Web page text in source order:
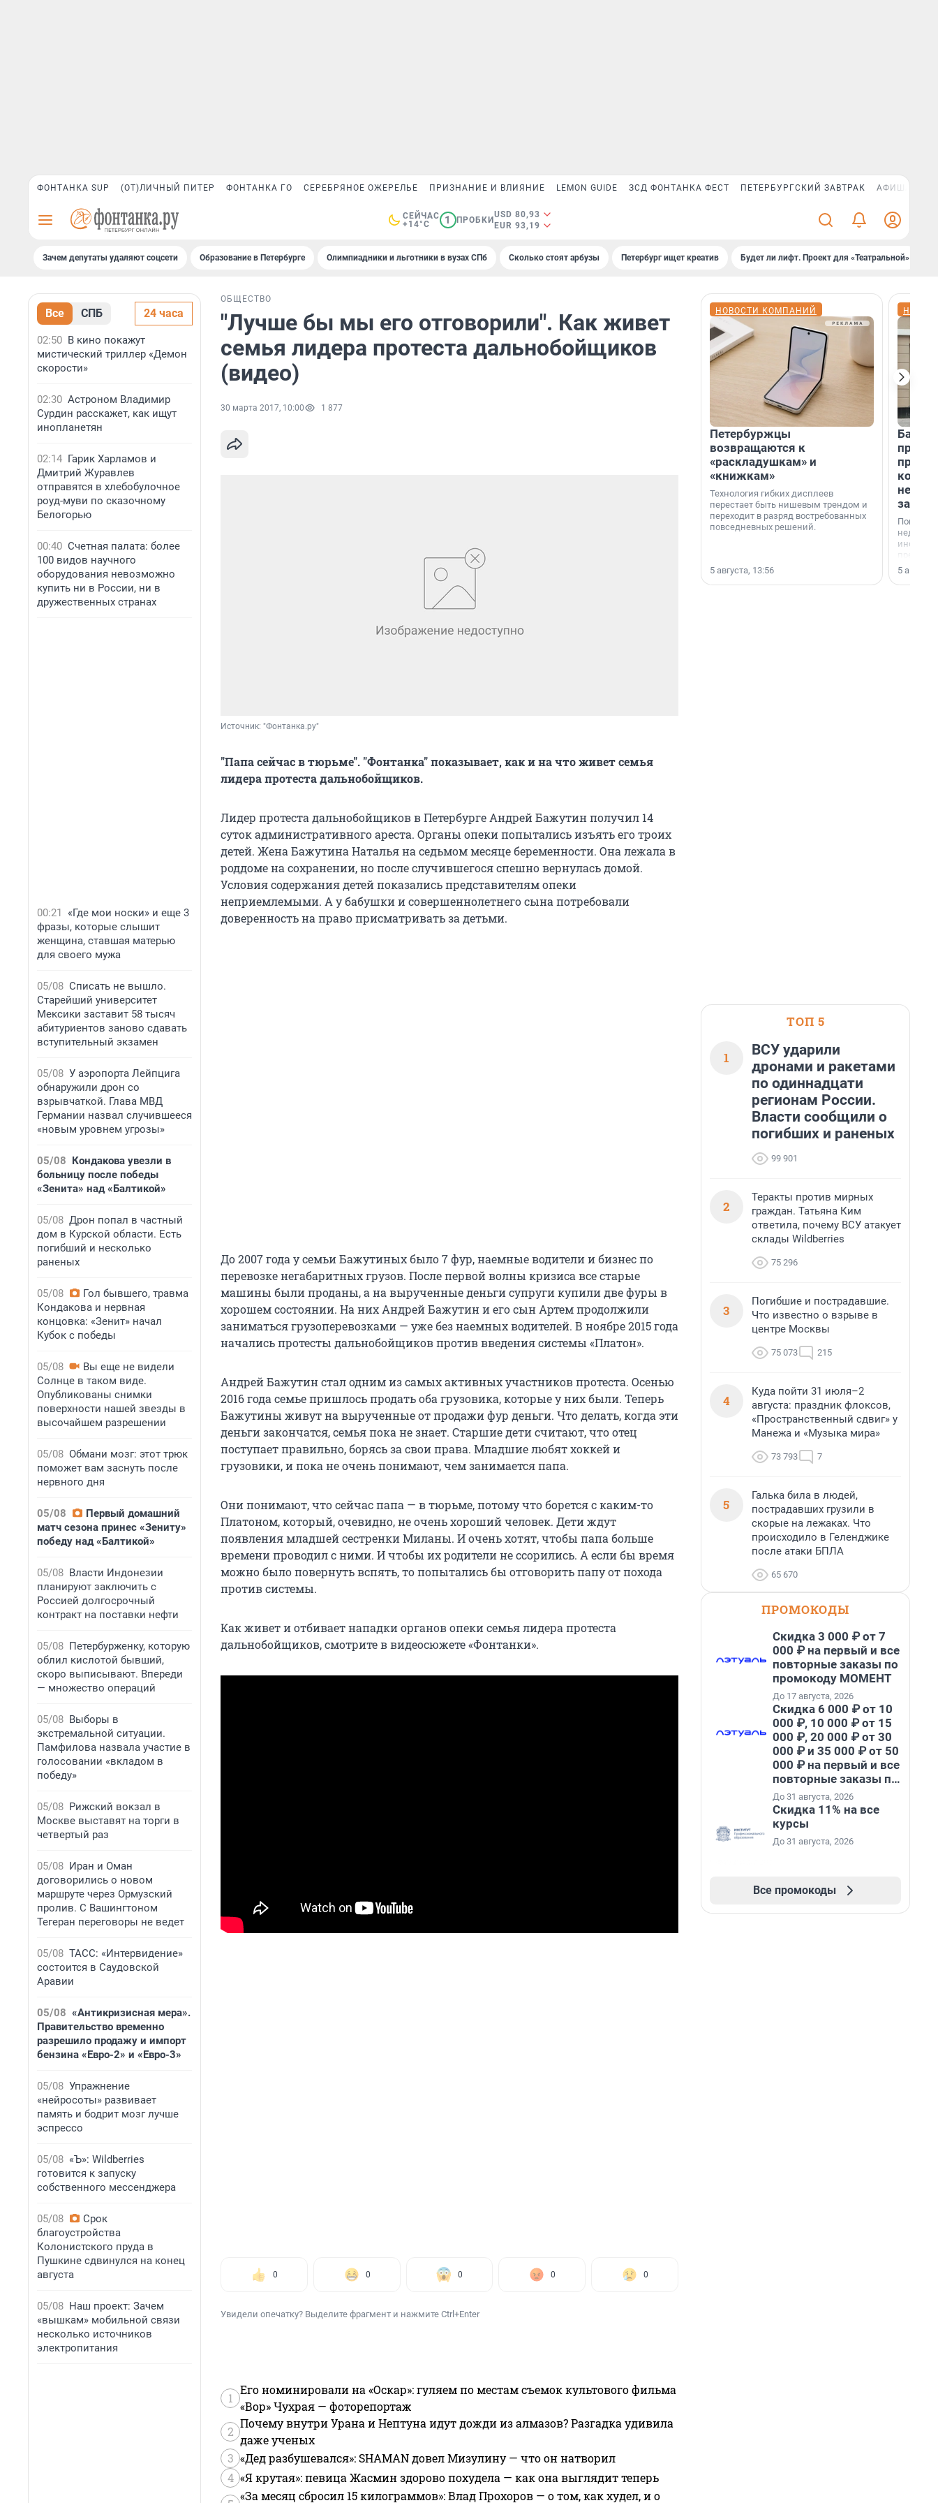
ФОНТАНКА SUP (ОТ)ЛИЧНЫЙ ПИТЕР ФОНТАНКА ГО СЕРЕБРЯНОЕ ОЖЕРЕЛЬЕ ПРИЗНАНИЕ И ВЛИЯНИЕ LEMON GUIDE ЗСД ФОНТАНКА ФЕСТ ПЕТЕРБУРГСКИЙ ЗАВТРАК АФИША PLUS
СЕЙЧАС
+14°C
1 ПРОБКИ
USD 80,93
EUR 93,19
Зачем депутаты удаляют соцсети Образование в Петербурге Олимпиадники и льготники в вузах СПб Сколько стоят арбузы Петербург ищет креатив Будет ли лифт. Проект для «Театральной»
Все СПБ 24 часа
02:50 В кино покажут
мистический триллер «Демон
скорости»
02:30 Астроном Владимир
Сурдин расскажет, как ищут
инопланетян
02:14 Гарик Харламов и
Дмитрий Журавлев
отправятся в хлебобулочное
роуд-муви по сказочному
Белогорью
00:40 Счетная палата: более
100 видов научного
оборудования невозможно
купить ни в России, ни в
дружественных странах
00:21
«Где мои носки» и еще 3
фразы, которые слышит
женщина, ставшая матерью
для своего мужа
05/08 Списать не вышло.
Старейший университет
Мексики заставит 58 тысяч
абитуриентов заново сдавать
вступительный экзамен
05/08 У аэропорта Лейпцига
обнаружили дрон со
взрывчаткой. Глава МВД
Германии назвал случившееся
«новым уровнем угрозы»
05/08 Кондакова увезли в
больницу после победы
«Зенита» над «Балтикой»
05/08 Дрон попал в частный
дом в Курской области. Есть
погибший и несколько
раненых
05/08
Гол бывшего, травма
Кондакова и нервная
концовка: «Зенит» начал
Кубок с победы
05/08
Вы еще не видели
Солнце в таком виде.
Опубликованы снимки
поверхности нашей звезды в
высочайшем разрешении
05/08 Обмани мозг: этот трюк
поможет вам заснуть после
нервного дня
05/08
Первый домашний
матч сезона принес «Зениту»
победу над «Балтикой»
05/08 Власти Индонезии
планируют заключить с
Россией долгосрочный
контракт на поставки нефти
05/08 Петербурженку, которую
облил кислотой бывший,
скоро выписывают. Впереди
— множество операций
05/08 Выборы в
экстремальной ситуации.
Памфилова назвала участие в
голосовании «вкладом в
победу»
05/08 Рижский вокзал в
Москве выставят на торги в
четвертый раз
05/08 Иран и Оман
договорились о новом
маршруте через Ормузский
пролив. С Вашингтоном
Тегеран переговоры не ведет
05/08 ТАСС: «Интервидение»
состоится в Саудовской
Аравии
05/08 «Антикризисная мера».
Правительство временно
разрешило продажу и импорт
бензина «Евро-2» и «Евро-3»
05/08 Упражнение
«нейросоты» развивает
память и бодрит мозг лучше
эспрессо
05/08 «Ъ»: Wildberries
готовится к запуску
собственного мессенджера
05/08
Срок
благоустройства
Колонистского пруда в
Пушкине сдвинулся на конец
августа
05/08 Наш проект: Зачем
«вышкам» мобильной связи
несколько источников
электропитания
ОБЩЕСТВО
"Лучше бы мы его отговорили". Как живет
семья лидера протеста дальнобойщиков
(видео)
30 марта 2017, 10:00 1 877
Источник: "Фонтанка.ру"
"Папа сейчас в тюрьме". "Фонтанка" показывает, как и на что живет семья
лидера протеста дальнобойщиков.
Лидер протеста дальнобойщиков в Петербурге Андрей Бажутин получил 14
суток административного ареста. Органы опеки попытались изъять его троих
детей. Жена Бажутина Наталья на седьмом месяце беременности. Она лежала в
роддоме на сохранении, но после случившегося спешно вернулась домой.
Условия содержания детей показались представителям опеки
неприемлемыми. А у бабушки и совершеннолетнего сына потребовали
доверенность на право присматривать за детьми.
До 2007 года у семьи Бажутиных было 7 фур, наемные водители и бизнес по
перевозке негабаритных грузов. После первой волны кризиса все старые
машины были проданы, а на вырученные деньги супруги купили две фуры в
хорошем состоянии. На них Андрей Бажутин и его сын Артем продолжили
заниматься грузоперевозками — уже без наемных водителей. В ноябре 2015 года
начались протесты дальнобойщиков против введения системы «Платон».
Андрей Бажутин стал одним из самых активных участников протеста. Осенью
2016 года семье пришлось продать оба грузовика, которые у них были. Теперь
Бажутины живут на вырученные от продажи фур деньги. Что делать, когда эти
деньги закончатся, семья пока не знает. Старшие дети считают, что отец
поступает правильно, борясь за свои права. Младшие любят хоккей и
грузовики, и пока не очень понимают, чем занимается папа.
Они понимают, что сейчас папа — в тюрьме, потому что борется с каким-то
Платоном, который, очевидно, не очень хороший человек. Дети ждут
появления младшей сестренки Миланы. И очень хотят, чтобы папа больше
времени проводил с ними. И чтобы их родители не ссорились. А если бы время
можно было повернуть вспять, то попытались бы отговорить папу от похода
против системы.
Как живет и отбивает нападки органов опеки семья лидера протеста
дальнобойщиков, смотрите в видеосюжете «Фонтанки».
0 0 0 0 0
Увидели опечатку? Выделите фрагмент и нажмите Ctrl+Enter
1
Его номинировали на «Оскар»: гуляем по местам съемок культового фильма
«Вор» Чухрая — фоторепортаж
2
Почему внутри Урана и Нептуна идут дожди из алмазов? Разгадка удивила
даже ученых
3 «Дед разбушевался»: SHAMAN довел Мизулину — что он натворил
4 «Я крутая»: певица Жасмин здорово похудела — как она выглядит теперь
«За месяц сбросил 15 килограммов»: Влад Прохоров — о том, как худел, и о
НОВОСТИ КОМПАНИЙ
Петербуржцы
возвращаются к
«раскладушкам» и
«книжкам»
Технология гибких дисплеев
перестает быть нишевым трендом и
переходит в разряд востребованных
повседневных решений.
5 августа, 13:56
Банк
Покупка
офис,
успех
5
ТОП 5
1
ВСУ ударили
дронами и ракетами
по одиннадцати
регионам России.
Власти сообщили о
погибших и раненых
99 901
2
Теракты против мирных
граждан. Татьяна Ким
ответила, почему ВСУ атакует
склады Wildberries
75 296
3
Погибшие и пострадавшие.
Что известно о взрыве в
центре Москвы
75 073 215
4
Куда пойти 31 июля–2
августа: праздник флоксов,
«Пространственный сдвиг» у
Манежа и «Музыка мира»
73 793 7
5
Галька била в людей,
пострадавших грузили в
скорые на лежаках. Что
происходило в Геленджике
после атаки БПЛА
65 670
ПРОМОКОДЫ
Скидка 3 000 ₽ от 7
000 ₽ на первый и все
повторные заказы по
промокоду МОМЕНТ
До 17 августа, 2026
Скидка 6 000 ₽ от 10
000 ₽, 10 000 ₽ от 15
000 ₽, 20 000 ₽ от 30
000 ₽ и 35 000 ₽ от 50
000 ₽ на первый и все
повторные заказы по
промокоду НАБЕРИ
До 31 августа, 2026
Скидка 11% на все
курсы
До 31 августа, 2026
Все промокоды